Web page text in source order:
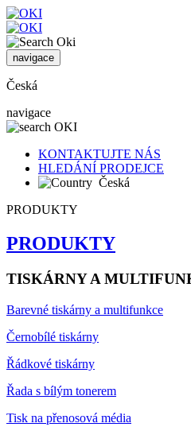
navigace
Česká
navigace
KONTAKTUJTE NÁS
HLEDÁNÍ PRODEJCE
Česká
PRODUKTY
PRODUKTY
TISKÁRNY A
Barevné tiskárny a multifunkce
Černobílé tiskárny
Řádkové tiskárny
Řada s bílým tonerem
Tisk na přenosová média